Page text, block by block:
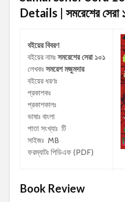
Details | সমরেশের সেরা
বইয়ের বিবরণ
বইয়ের নামঃ সমরেশের সেরা ১০১
লেখকঃ সমরেশ মজুমদার
বইয়ের ধরণঃ
প্রকাশকঃ
প্রকাশকালঃ
ভাষাঃ বাংলা
পাতা সংখ্যাঃ টি
সাইজঃ MB
ফরম্যাটঃ পিডিএফ (PDF)
Book Review